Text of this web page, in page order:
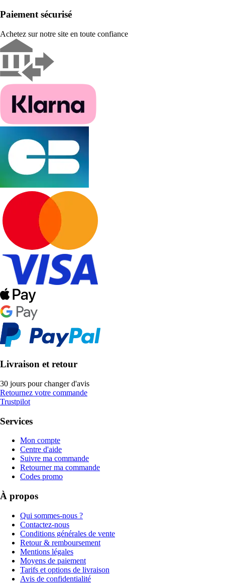
Paiement sécurisé
Achetez sur notre site en toute confiance
Livraison et retour
30 jours pour changer d'avis
Retournez votre commande
Trustpilot
Services
Mon compte
Centre d'aide
Suivre ma commande
Retourner ma commande
Codes promo
À propos
Qui sommes-nous ?
Contactez-nous
Conditions générales de vente
Retour & remboursement
Mentions légales
Moyens de paiement
Tarifs et options de livraison
Avis de confidentialité